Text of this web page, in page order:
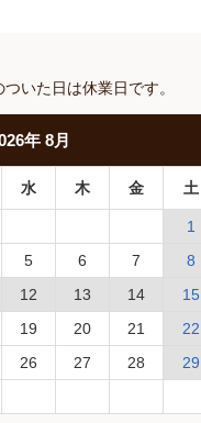
いた日は休業日です。
年 8月
水 木 金 土
1
5 6 7
8
12 13 14
15
19 20 21
22
26 27 28
29